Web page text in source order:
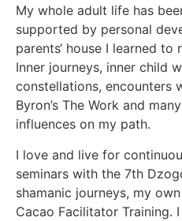
My whole adult life has
supported by personal
parents‘ house I learned
Inner journeys, inner child
constellations, encounters
Byron’s The Work and
influences on my path.
I love and live for
seminars with the 7th
shamanic journeys, my
Cacao Facilitator Training.